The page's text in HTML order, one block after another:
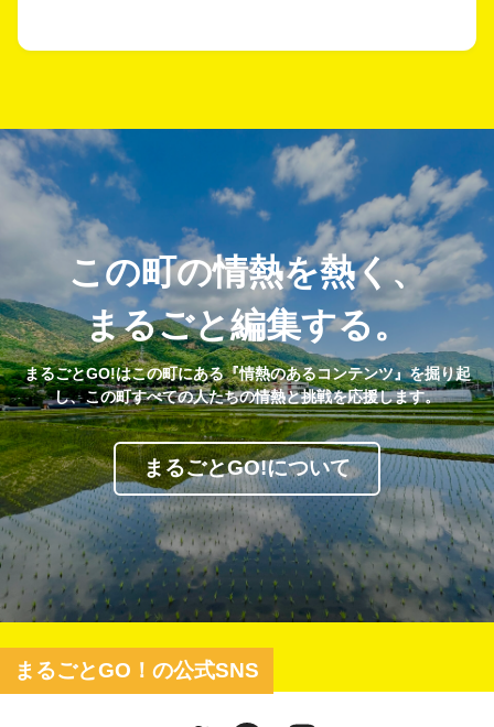
この町の情熱を熱く、
まるごと編集する。
まるごとGO!はこの町にある『情熱のあるコンテンツ』を掘り起
し、この町すべての人たちの情熱と挑戦を応援します。
まるごとGO!について
まるごとGO！の公式SNS